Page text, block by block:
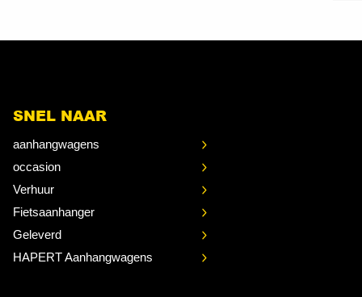
SNEL NAAR
aanhangwagens
occasion
Verhuur
Fietsaanhanger
Geleverd
HAPERT Aanhangwagens